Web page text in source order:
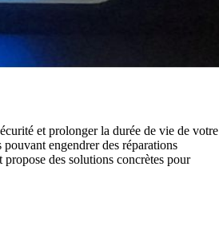
et prolonger la durée de vie de votre
engendrer des réparations
des solutions concrètes pour